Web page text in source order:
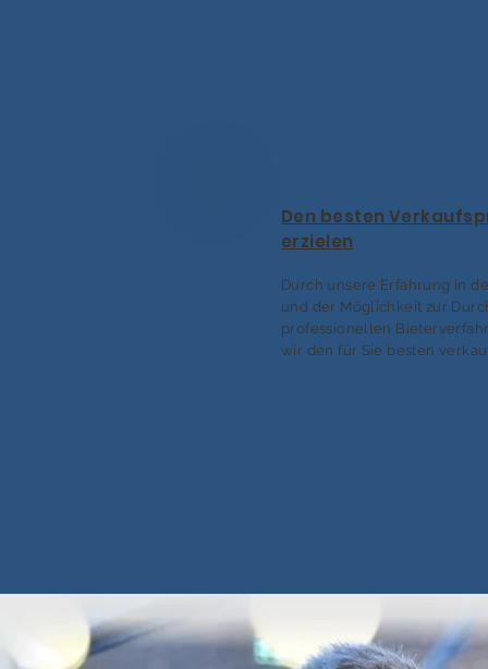
Den besten
erzielen
Durch unsere Erfahrung in
und der Möglichkeit zur
professionellen
wir den für Sie besten